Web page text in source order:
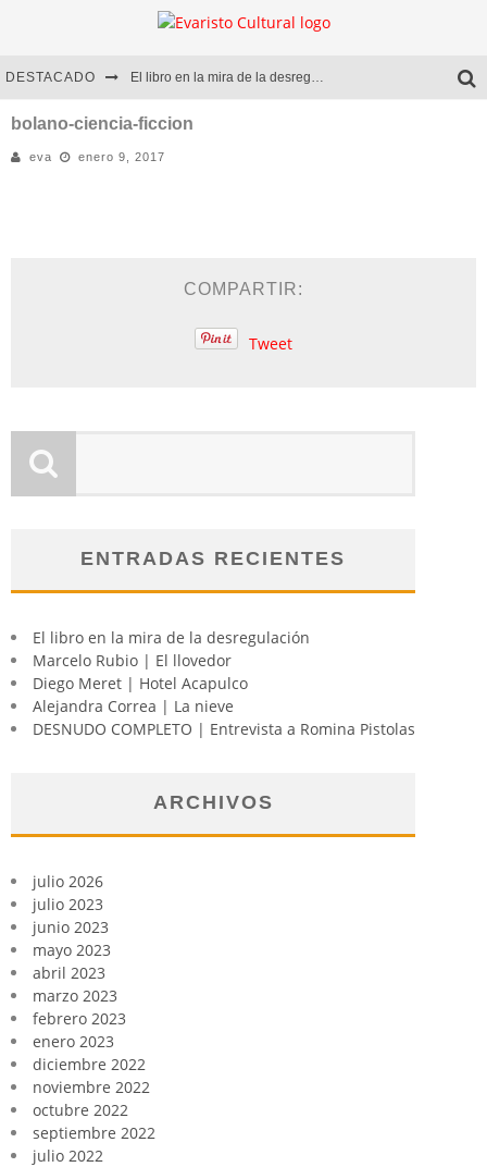
DESTACADO El libro en la mira de la desregulación
Marcelo Rubio | El llovedor
Diego Meret | Hotel Acapulco
bolano-ciencia-ficcion
eva enero 9, 2017
COMPARTIR:
Tweet
ENTRADAS RECIENTES
El libro en la mira de la desregulación
Marcelo Rubio | El llovedor
Diego Meret | Hotel Acapulco
Alejandra Correa | La nieve
DESNUDO COMPLETO | Entrevista a Romina Pistolas
ARCHIVOS
julio 2026
julio 2023
junio 2023
mayo 2023
abril 2023
marzo 2023
febrero 2023
enero 2023
diciembre 2022
noviembre 2022
octubre 2022
septiembre 2022
julio 2022